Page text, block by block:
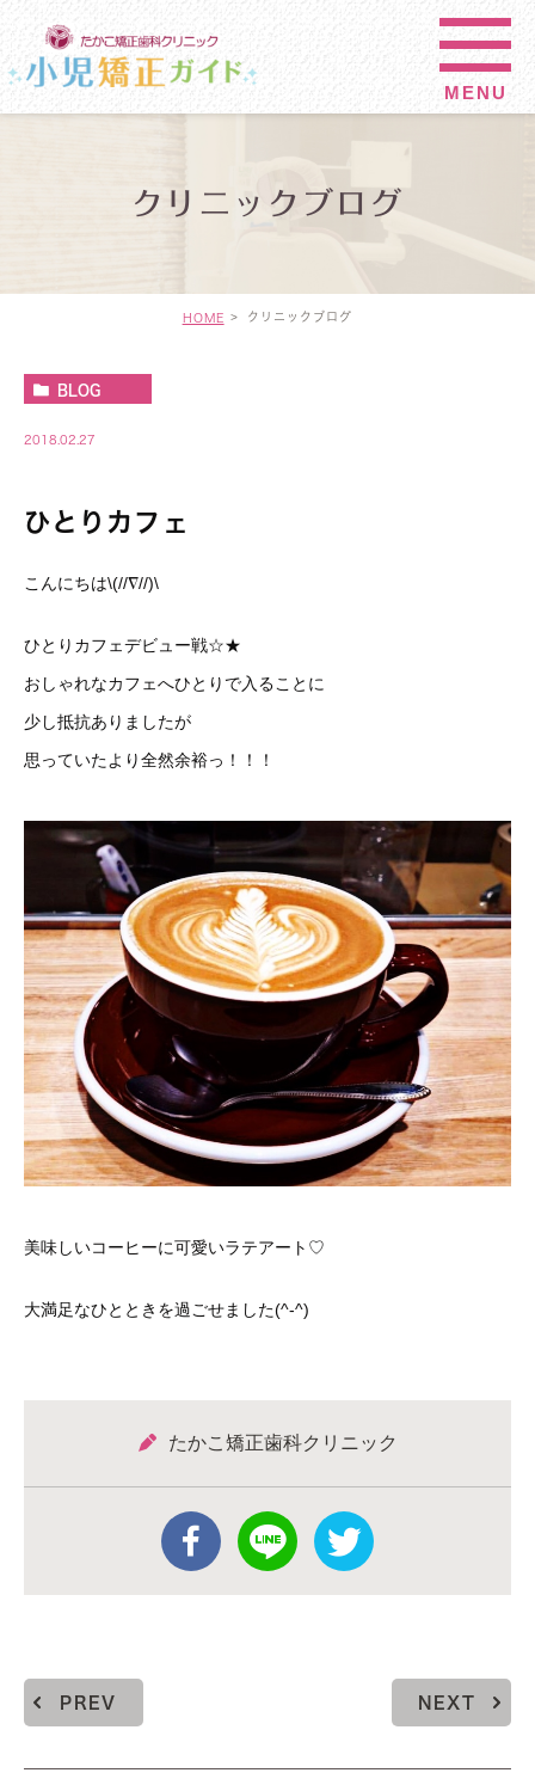
クリニックブログ
HOME クリニックブログ
BLOG
2018.02.27
ひとりカフェ
こんにちは\(//∇//)\
ひとりカフェデビュー戦☆★
おしゃれなカフェへひとりで入ることに
少し抵抗ありましたが
思っていたより全然余裕っ！！！
美味しいコーヒーに可愛いラテアート♡
大満足なひとときを過ごせました(^-^)
たかこ矯正歯科クリニック
PREV NEXT